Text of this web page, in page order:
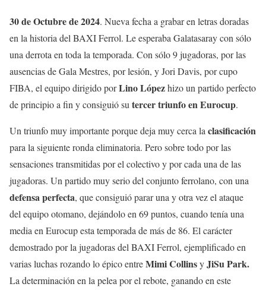
30 de Octubre de 2024. Nueva fecha a grabar en letras doradas
en la historia del BAXI Ferrol. Le esperaba Galatasaray con sólo
una derrota en toda la temporada. Con sólo 9 jugadoras, por las
ausencias de Gala Mestres, por lesión, y Jori Davis, por cupo
FIBA, el equipo dirigido porLino Lópezhizo un partido perfecto
de principio a fin y consiguió su tercer triunfo en Eurocup.
Un triunfo muy importante porque deja muy cerca la clasificación
para la siguiente ronda eliminatoria. Pero sobre todo por las
sensaciones transmitidas por el colectivo y por cada una de las
jugadoras. Un partido muy serio del conjunto ferrolano, con una
defensa perfecta, que consiguió parar una y otra vez el ataque
del equipo otomano, dejándolo en 69 puntos, cuando tenía una
media en Eurocup esta temporada de más de 86. El carácter
demostrado por la jugadoras del BAXI Ferrol, ejemplificado en
varias luchas rozando lo épico entreMimi CollinsyJiSu Park.
La determinación en la pelea por el rebote, ganando en este